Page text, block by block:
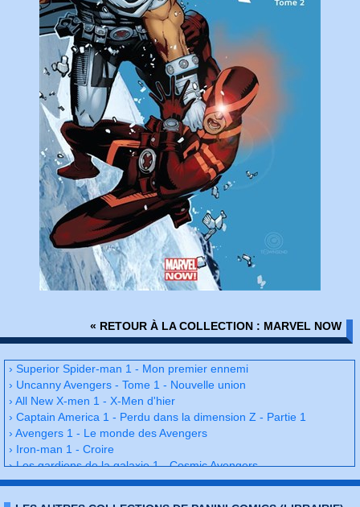
« RETOUR À LA COLLECTION : MARVEL NOW
› Superior Spider-man 1 - Mon premier ennemi
› Uncanny Avengers - Tome 1 - Nouvelle union
› All New X-men 1 - X-Men d'hier
› Captain America 1 - Perdu dans la dimension Z - Partie 1
› Avengers 1 - Le monde des Avengers
› Iron-man 1 - Croire
› Les gardiens de la galaxie 1 - Cosmic Avengers
› X-men 1 - Elémentaire